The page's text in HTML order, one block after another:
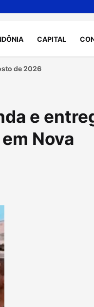
CAPITAL
de 2026
e
Nova